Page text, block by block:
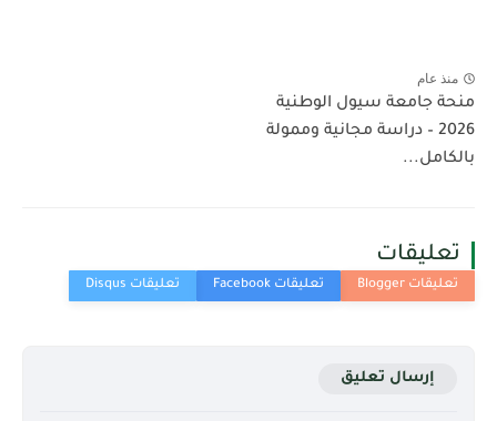
منذ عام
منحة جامعة سيول الوطنية
2026 – دراسة مجانية وممولة
بالكامل...
تعليقات
إرسال تعليق